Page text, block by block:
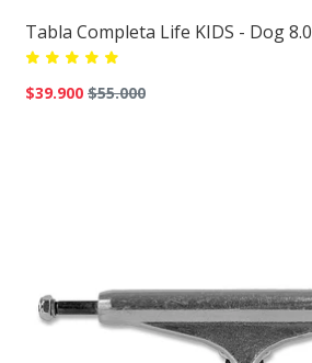
Tabla Completa Life KIDS - Dog 8.0
$39.900 $55.000